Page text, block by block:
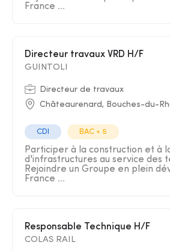
France ...
Directeur travaux VRD H/F
GUINTOLI
Directeur de travaux
Châteaurenard, Bouches-du-
CDI BAC + 5
Participer à la construction et à
d'infrastructures au service des
Rejoindre un Groupe en plein
France ...
Responsable Technique H/F
COLAS RAIL